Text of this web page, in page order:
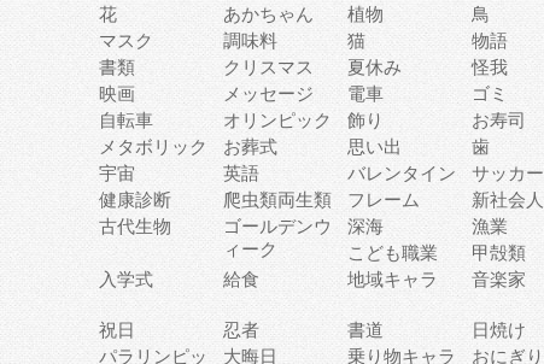
花
あかちゃん 植物 鳥
マスク
調味料 猫 物語
書類
クリスマス 夏休み 怪我
映画
メッセージ 電車 ゴミ
自転車
オリンピック 飾り お寿司
メタボリック
お葬式 思い出 歯
宇宙
英語 バレンタイン サッカー
健康診断
爬虫類両生類 フレーム 新社会人
古代生物
ゴールデンウ
ィーク
深海 漁業
こども職業
甲殻類
入学式
給食 地域キャラ 音楽家
祝日
忍者 書道 日焼け
パラリンピッ
大晦日 乗り物キャラ おにぎり